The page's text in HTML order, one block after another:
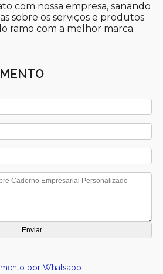
com nossa empresa, sanando
sobre os serviços e produtos
ramo com a melhor marca.
por Whatsapp